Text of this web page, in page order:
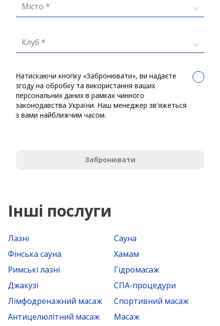
Місто *
Клуб *
Натискаючи кнопку «Забронювати», ви надаєте
згоду на обробку та використання ваших
персональних даних в рамках чинного
законодавства України. Наш менеджер зв'яжеться
з вами найближчим часом.
Забронювати
Інші послуги
Лазні
Сауна
Фінська сауна
Хамам
Римські лазні
Гідромасаж
Джакузі
СПА-процедури
Лімфодренажний масаж
Спортивний масаж
Антицелюлітний масаж
Масаж